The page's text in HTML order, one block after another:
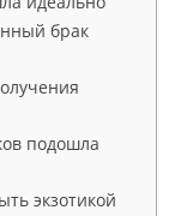
брак
подошла
экзотикой